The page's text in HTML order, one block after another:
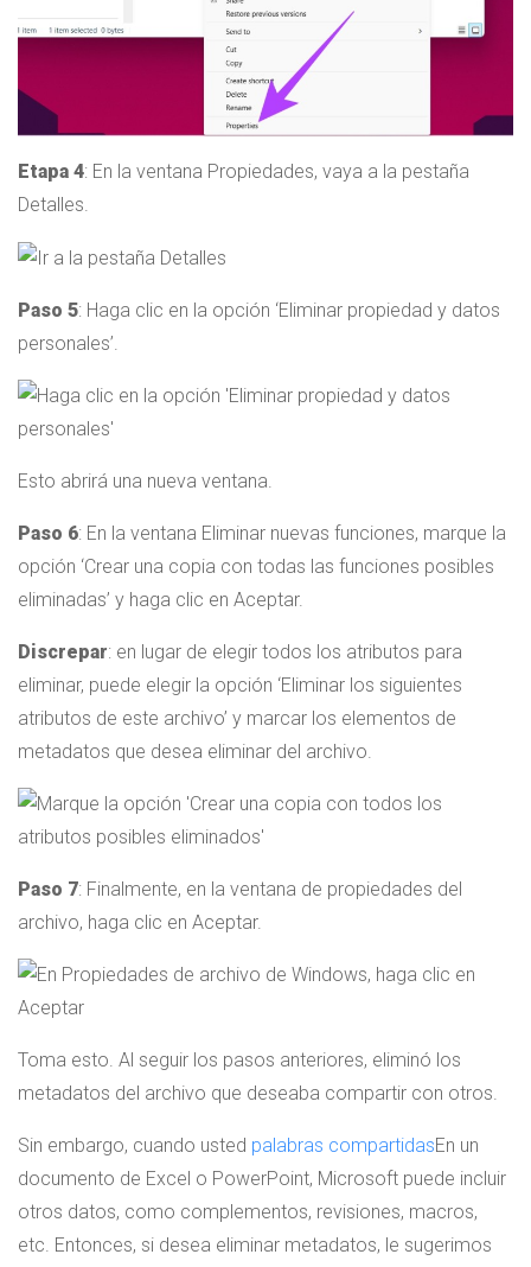
Etapa 4: En la ventana Propiedades, vaya a la pestaña
Detalles.
Paso 5: Haga clic en la opción ‘Eliminar propiedad y datos
personales’.
Esto abrirá una nueva ventana.
Paso 6: En la ventana Eliminar nuevas funciones, marque la
opción ‘Crear una copia con todas las funciones posibles
eliminadas’ y haga clic en Aceptar.
Discrepar: en lugar de elegir todos los atributos para
eliminar, puede elegir la opción ‘Eliminar los siguientes
atributos de este archivo’ y marcar los elementos de
metadatos que desea eliminar del archivo.
Paso 7: Finalmente, en la ventana de propiedades del
archivo, haga clic en Aceptar.
Toma esto. Al seguir los pasos anteriores, eliminó los
metadatos del archivo que deseaba compartir con otros.
Sin embargo, cuando usted palabras compartidasEn un
documento de Excel o PowerPoint, Microsoft puede incluir
otros datos, como complementos, revisiones, macros,
etc. Entonces, si desea eliminar metadatos, le sugerimos